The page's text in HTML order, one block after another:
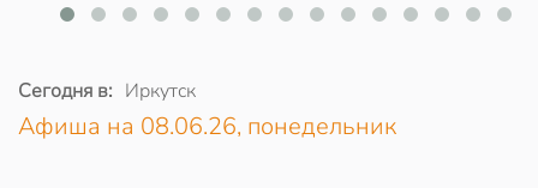
Сегодня в: Иркутск
Афиша на 08.06.26, понедельник